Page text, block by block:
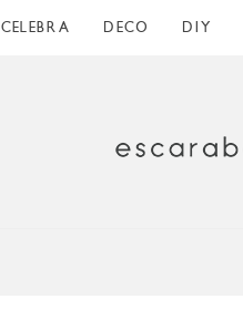
CELEBRA DECO DIY